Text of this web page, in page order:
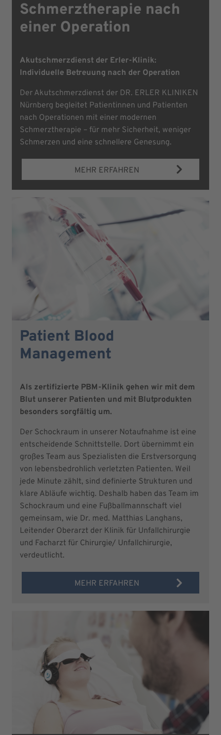
Schmerztherapie nach
einer Operation
Akutschmerzdienst der Erler-Klinik:
Individuelle Betreuung nach der Operation
Der Akutschmerzdienst der DR. ERLER KLINIKEN
Nürnberg begleitet Patientinnen und Patienten
nach Operationen mit einer modernen
Schmerztherapie – für mehr Sicherheit, weniger
Schmerzen und eine schnellere Genesung.
MEHR ERFAHREN
Patient Blood
Management
Als zertifizierte PBM-Klinik gehen wir mit dem
Blut unserer Patienten und mit Blutprodukten
besonders sorgfältig um.
Der Schockraum in unserer Notaufnahme ist eine
entscheidende Schnittstelle. Dort übernimmt ein
großes Team aus Spezialisten die Erstversorgung
von lebensbedrohlich verletzten Patienten. Weil
jede Minute zählt, sind definierte Strukturen und
klare Abläufe wichtig. Deshalb haben das Team im
Schockraum und eine Fußballmannschaft viel
gemeinsam, wie Dr. med. Matthias Langhans,
Leitender Oberarzt der Klinik für Unfallchirurgie
und Facharzt für Chirurgie/ Unfallchirurgie,
verdeutlicht.
MEHR ERFAHREN